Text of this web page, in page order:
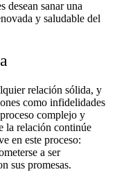
desean sanar una
y saludable del
relación sólida, y
como infidelidades
complejo y
la relación continúe
en este proceso:
a ser
sus promesas.